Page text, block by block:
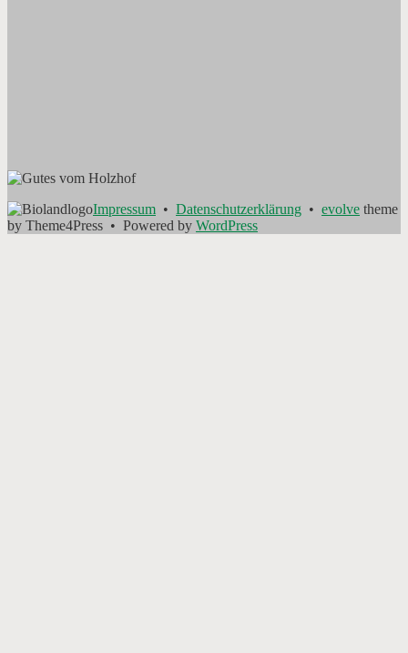
Impressum • Datenschutzerklärung • evolve theme
by Theme4Press • Powered by WordPress